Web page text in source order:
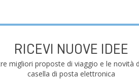
RICEVI NUOVE IDEE
migliori proposte di viaggio e le novità
casella di posta elettronica